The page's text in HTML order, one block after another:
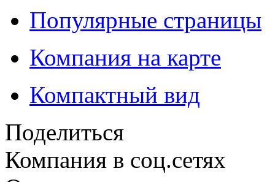
Популярные страницы
Компания на карте
Компактный вид
Поделиться
Компания в соц.сетях